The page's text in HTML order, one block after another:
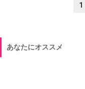
1
あなたにオススメ